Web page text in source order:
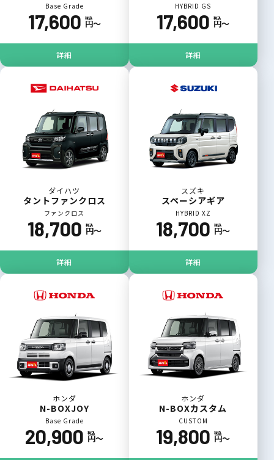
Base Grade
17,600 税込
円〜
詳細
HYBRID GS
17,600 税込
円〜
詳細
ダイハツ
タントファンクロス
ファンクロス
18,700 税込
円〜
詳細
スズキ
スペーシアギア
HYBRID XZ
18,700 税込
円〜
詳細
ホンダ
N-BOXJOY
Base Grade
20,900 税込
円〜
ホンダ
N-BOXカスタム
CUSTOM
19,800 税込
円〜